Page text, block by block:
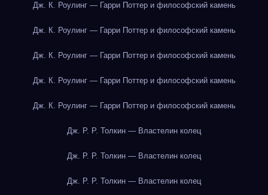
Дж. К. Роулинг — Гарри Поттер и философский камень
Дж. К. Роулинг — Гарри Поттер и философский камень
Дж. К. Роулинг — Гарри Поттер и философский камень
Дж. К. Роулинг — Гарри Поттер и философский камень
Дж. К. Роулинг — Гарри Поттер и философский камень
Дж. Р. Р. Толкин — Властелин колец
Дж. Р. Р. Толкин — Властелин колец
Дж. Р. Р. Толкин — Властелин колец